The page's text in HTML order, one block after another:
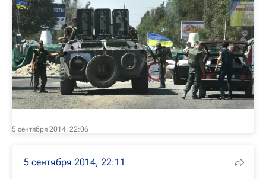
5 сентября 2014, 22:06
сейчас
5 сентября 2014, 22:11